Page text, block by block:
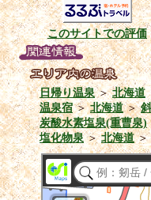
このサイトでの評価
日帰り温泉＞北海道
温泉宿＞北海道＞
炭酸水素塩泉(重曹泉)
塩化物泉＞北海道＞